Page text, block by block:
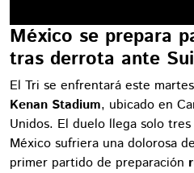
México se prepara
tras derrota ante
El Tri se enfrentará este
Kenan Stadium, ubicado en
Unidos. El duelo llega solo
México sufriera una dolorosa
primer partido de preparación